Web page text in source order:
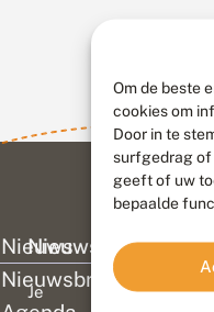
Om de beste
cookies om
Door in te
surfgedrag of
geeft of uw
bepaalde
Nieuws
Nieuwsbrief
Colofon
Nieuwsbrief
Je